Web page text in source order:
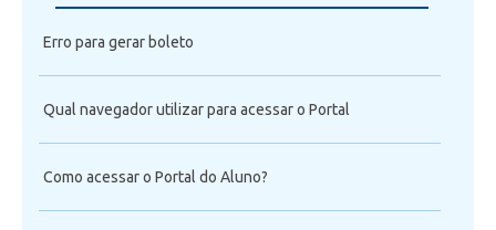
Erro para gerar boleto
Qual navegador utilizar para acessar o Portal
Como acessar o Portal do Aluno?